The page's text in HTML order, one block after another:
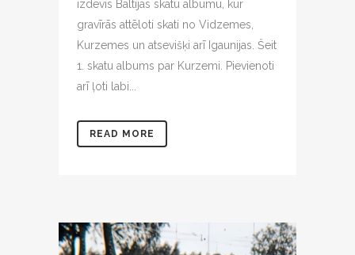
izdevis Baltijas skatu albumu, kur
gravīrās attēloti skati no Vidzemes,
Kurzemes un atsevišķi arī Igaunijas. Šeit
1. skatu albums par Kurzemi. Pievienoti
arī ļoti labi...
READ MORE